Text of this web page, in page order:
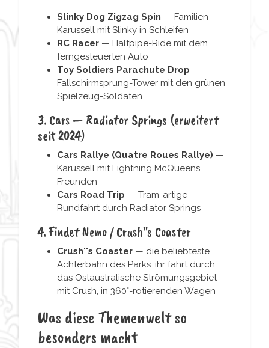
Slinky Dog Zigzag Spin — Familien-
Karussell mit Slinky in Schleifen
RC Racer — Halfpipe-Ride mit dem
ferngesteuerten Auto
Toy Soldiers Parachute Drop —
Fallschirmsprung-Tower mit den grünen
Spielzeug-Soldaten
3. Cars — Radiator Springs (erweitert
seit 2024)
Cars Rallye (Quatre Roues Rallye) —
Karussell mit Lightning McQueens
Freunden
Cars Road Trip — Tram-artige
Rundfahrt durch Radiator Springs
4. Findet Nemo / Crush''s Coaster
Crush''s Coaster — die beliebteste
Achterbahn des Parks: ihr fahrt durch
das Ostaustralische Strömungsgebiet
mit Crush, in 360°-rotierenden Wagen
Was diese Themenwelt so
besonders macht